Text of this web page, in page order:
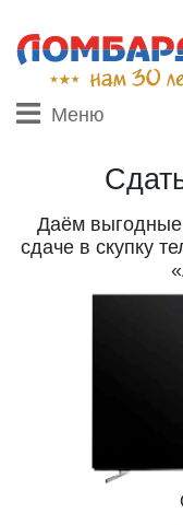
Меню
Даём
сдаче в скупку